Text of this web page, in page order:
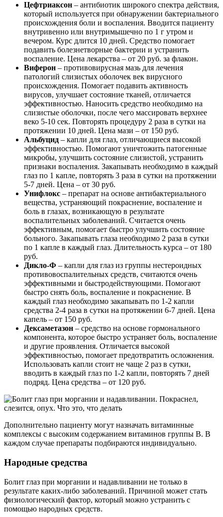
Цефтриаксон – антибиотик широкого спектра действия,
который используется при обнаружении бактериального
происхождения боли и воспаления. Вводится пациенту
внутривенно или внутримышечно по 1 г утром и
вечером. Курс длится 10 дней. Средство помогает
подавить болезнетворные бактерии и устранить
воспаление. Цена лекарства – от 20 руб. за флакон.
Виферон – противовирусная мазь для лечения
патологий слизистых оболочек век вирусного
происхождения. Помогает подавить активность
вирусов, улучшает состояние тканей, отличается
эффективностью. Наносить средство необходимо на
слизистые оболочки, после чего массировать верхнее
веко 5-10 сек. Повторять процедуру 2 раза в сутки на
протяжении 10 дней. Цена мази – от 150 руб.
Альбуцид – капли для глаз, отличающиеся высокой
эффективностью. Помогают уничтожить патогенные
микробы, улучшить состояние слизистой, устранить
признаки воспаления. Закапывать необходимо в каждый
глаз по 1 капле, повторять 3 раза в сутки на протяжении
5-7 дней. Цена – от 30 руб.
Унифлокс – препарат на основе антибактериального
вещества, устраняющий покраснение, воспаление и
боль в глазах, возникающую в результате
воспалительных заболеваний. Считается очень
эффективным, помогает быстро улучшить состояние
больного. Закапывать глаза необходимо 2 раза в сутки
по 1 капле в каждый глаз. Длительность курса – от 180
руб.
Дикло-Ф – капли для глаз из группы нестероидных
противовоспалительных средств, считаются очень
эффективными и быстродействующими. Помогают
быстро снять боль, воспаление и покраснение. В
каждый глаз необходимо закапывать по 1-2 капли
средства 2-4 раза в сутки на протяжении 6-7 дней. Цена
капель – от 150 руб.
Дексаметазон – средство на основе гормонального
компонента, которое быстро устраняет боль, воспаление
и другие проявления. Отличается высокой
эффективностью, помогает предотвратить осложнения.
Использовать капли стоит не чаще 2 раз в сутки,
вводить в каждый глаз по 1-2 капли, повторять 7 дней
подряд. Цена средства – от 120 руб.
Дополнительно пациенту могут назначать витаминные
комплексы с высоким содержанием витаминов группы В. В
каждом случае препараты подбираются индивидуально.
Народные средства
Болит глаз при моргании и надавливании не только в
результате каких-либо заболеваний. Причиной может стать
физиологический фактор, который можно устранить с
помощью народных средств.